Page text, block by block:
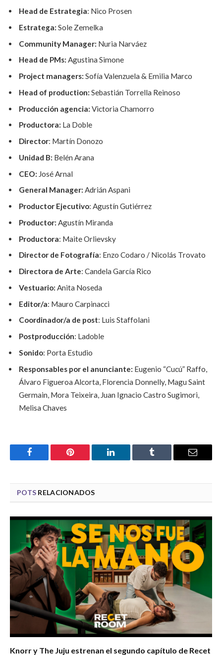
Head de Estrategia: Nico Prosen
Estratega: Sole Zemelka
Community Manager: Nuria Narváez
Head de PMs: Agustina Simone
Project managers: Sofía Valenzuela & Emilia Marco
Head of production: Sebastián Torrella Reinoso
Producción agencia: Victoria Chamorro
Productora: La Doble
Director: Martín Donozo
Unidad B: Belén Arana
CEO: José Arnal
General Manager: Adrián Aspani
Productor Ejecutivo: Agustín Gutiérrez
Productor: Agustín Miranda
Productora: Maite Orlievsky
Director de Fotografía: Enzo Codaro / Nicolás Trovato
Directora de Arte: Candela García Rico
Vestuario: Anita Noseda
Editor/a: Mauro Carpinacci
Coordinador/a de post: Luis Staffolani
Postproducción: Ladoble
Sonido: Porta Estudio
Responsables por el anunciante: Eugenio “Cucú” Raffo,
Álvaro Figueroa Alcorta, Florencia Donnelly, Magu Saint
Germain, Mora Teixeira, Juan Ignacio Castro Sugimori,
Melisa Chaves
Facebook Pinterest LinkedIn Tumblr Email
POTS RELACIONADOS
Knorr y The Juju estrenan el segundo capítulo de Recet